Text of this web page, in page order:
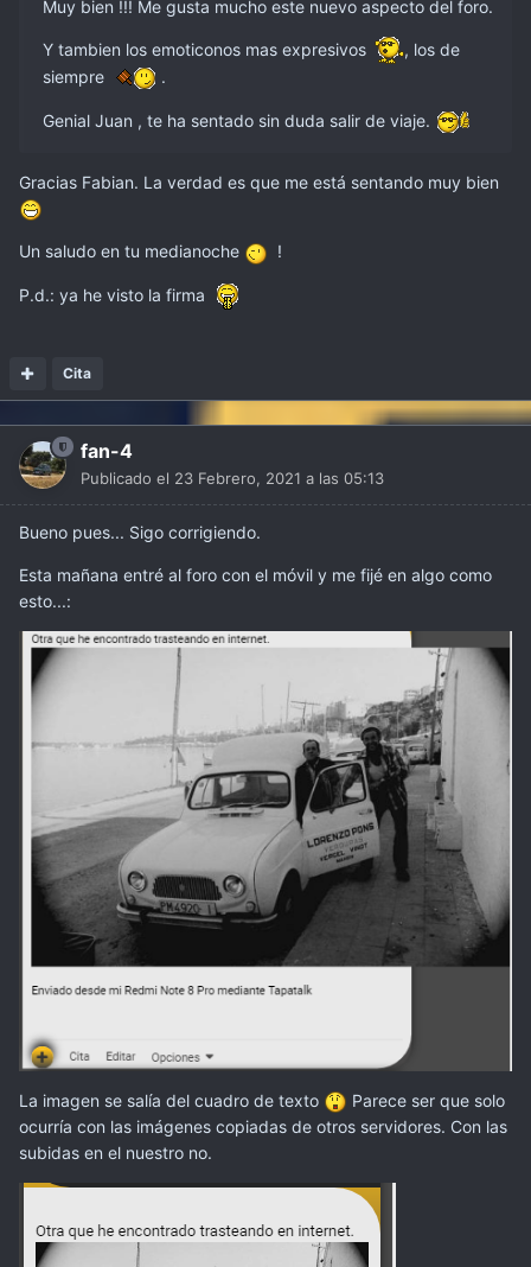
Muy bien !!! Me gusta mucho este nuevo aspecto del foro.
Y tambien los emoticonos mas expresivos
, los de
siempre
.
Genial Juan , te ha sentado sin duda salir de viaje.
Gracias Fabian. La verdad es que me está sentando muy bien
Un saludo en tu medianoche !
P.d.: ya he visto la firma
Cita
fan-4
Publicado el 23 Febrero, 2021 a las 05:13
Bueno pues... Sigo corrigiendo.
Esta mañana entré al foro con el móvil y me fijé en algo como
esto...:
La imagen se salía del cuadro de texto
Parece ser que solo
ocurría con las imágenes copiadas de otros servidores. Con las
subidas en el nuestro no.